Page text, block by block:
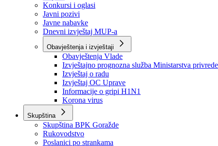
Sve vijesti
Izdvojeno
Najave
Konkursi i oglasi
Javni pozivi
Javne nabavke
Dnevni izvještaj MUP-a
Obavještenja i izvještaji
Obavještenja Vlade
Izvještajno prognozna služba Ministarstva privrede
Izvještaj o radu
Izvještaj OC Uprave
Informacije o gripi H1N1
Korona virus
Skupština